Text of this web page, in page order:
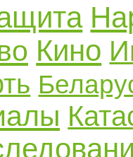
Кино